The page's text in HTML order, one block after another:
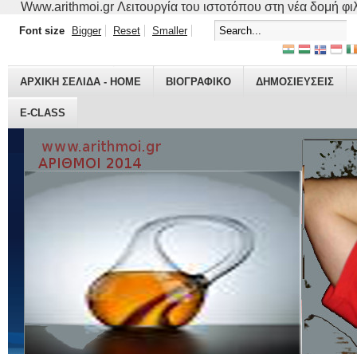
Www.arithmoi.gr Λειτουργία του ιστοτόπου στη νέα δομή
ΑΡΧΙΚΗ ΣΕΛΙΔΑ - HOME ΒΙΟΓΡΑΦΙΚO ΔΗΜΟΣΙΕΥΣΕΙΣ
E-CLASS
Font size Bigger Reset Smaller